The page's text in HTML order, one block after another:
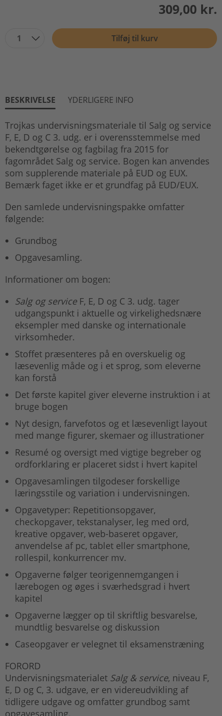
309,00 kr.
1 Tilføj til kurv
BESKRIVELSE YDERLIGERE INFO
Trojkas undervisningsmateriale til Salg og service
F, E, D og C 3. udg. er i overensstemmelse med
bekendtgørelse og fagbilag fra 2015 for
fagområdet Salg og service. Bogen kan anvendes
som supplerende materiale på EUD og EUX.
Bemærk faget ikke er et grundfag på EUD/EUX.
Den samlede undervisningspakke omfatter
følgende:
Grundbog
Opgavesamling.
Informationer om bogen:
Salg og serviceF, E, D og C 3. udg. tager
udgangspunkt i aktuelle og virkelighedsnære
eksempler med danske og internationale
virksomheder.
Stoffet præsenteres på en overskuelig og
læsevenlig måde og i et sprog, som eleverne
kan forstå
Det første kapitel giver eleverne instruktion i at
bruge bogen
Nyt design, farvefotos og et læsevenligt layout
med mange figurer, skemaer og illustrationer
Resumé og oversigt med vigtige begreber og
ordforklaring er placeret sidst i hvert kapitel
Opgavesamlingen tilgodeser forskellige
læringsstile og variation i undervisningen.
Opgavetyper: Repetitionsopgaver,
checkopgaver, tekstanalyser, leg med ord,
kreative opgaver, web-baseret opgaver,
anvendelse af pc, tablet eller smartphone,
rollespil, konkurrencer mv.
Opgaverne følger teorigennemgangen i
lærebogen og øges i sværhedsgrad i hvert
kapitel
Opgaverne lægger op til skriftlig besvarelse,
mundtlig besvarelse og diskussion
Caseopgaver er velegnet til eksamenstræning
FORORD
Undervisningsmaterialet Salg & service, niveau F,
E, D og C, 3. udgave, er en videreudvikling af
tidligere udgave og omfatter grundbog samt
opgavesamling.